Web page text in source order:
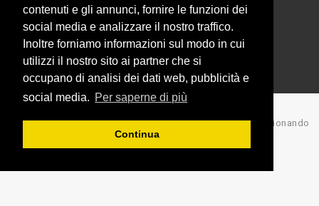
contenuti e gli annunci, fornire le funzioni dei
social media e analizzare il nostro traffico.
Inoltre forniamo informazioni sul modo in cui
utilizzi il nostro sito ai partner che si
occupano di analisi dei dati web, pubblicità e
social media. Per saperne di più
Continua
3385262752
info@campionando.it
© Copyright 2017 Campionando
Back to top